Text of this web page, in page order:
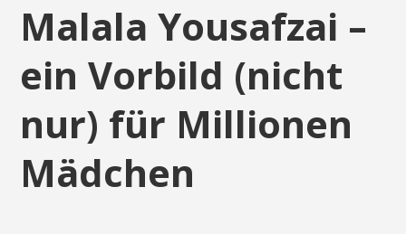
Malala Yousafzai –
ein Vorbild (nicht
nur) für Millionen
Mädchen